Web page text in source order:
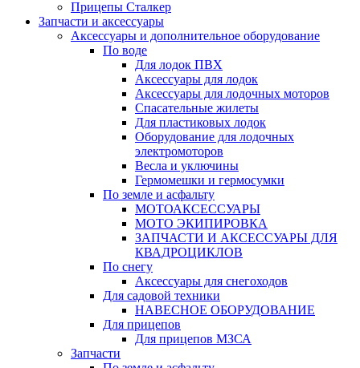
Прицепы Сталкер
Запчасти и аксессуары
Аксессуары и дополнительное оборудование
По воде
Для лодок ПВХ
Аксессуары для лодок
Аксессуары для лодочных моторов
Спасательные жилеты
Для пластиковых лодок
Оборудование для лодочных
электромоторов
Весла и уключины
Гермомешки и гермосумки
По земле и асфальту
МОТОАКСЕССУАРЫ
МОТО ЭКИПИРОВКА
ЗАПЧАСТИ И АКСЕССУАРЫ ДЛЯ
КВАДРОЦИКЛОВ
По снегу
Аксессуары для снегоходов
Для садовой техники
НАВЕСНОЕ ОБОРУДОВАНИЕ
Для прицепов
Для прицепов МЗСА
Запчасти